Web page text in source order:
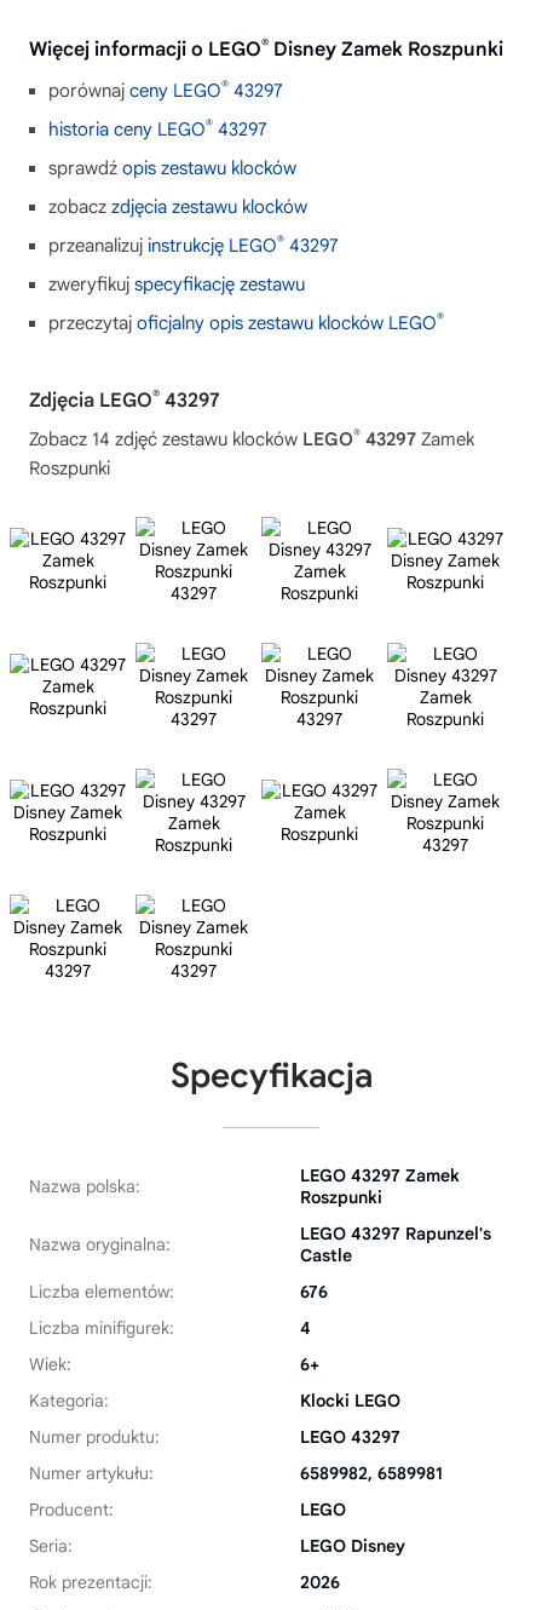
Więcej informacji o LEGO® Disney Zamek Roszpunki
porównaj ceny LEGO® 43297
historia ceny LEGO® 43297
sprawdź opis zestawu klocków
zobacz zdjęcia zestawu klocków
przeanalizuj instrukcję LEGO® 43297
zweryfikuj specyfikację zestawu
przeczytaj oficjalny opis zestawu klocków LEGO®
Zdjęcia LEGO® 43297
Zobacz 14 zdjęć zestawu klocków LEGO® 43297 Zamek
Roszpunki
Specyfikacja
Nazwa polska:
LEGO 43297 Zamek
Roszpunki
Nazwa oryginalna:
LEGO 43297 Rapunzel's
Castle
Liczba elementów:
676
Liczba minifigurek:
4
Wiek:
6+
Kategoria:
Klocki LEGO
Numer produktu:
LEGO 43297
Numer artykułu:
6589982, 6589981
Producent:
LEGO
Seria:
LEGO Disney
Rok prezentacji:
2026